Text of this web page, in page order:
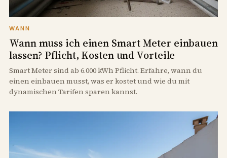
WANN
Wann muss ich einen Smart Meter einbauen
lassen? Pflicht, Kosten und Vorteile
Smart Meter sind ab 6.000 kWh Pflicht. Erfahre, wann du
einen einbauen musst, was er kostet und wie du mit
dynamischen Tarifen sparen kannst.